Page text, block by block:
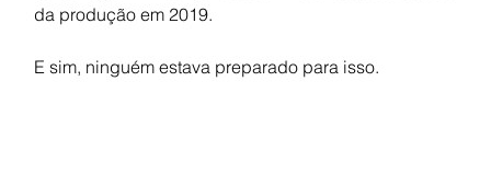
da produção em 2019.
E sim, ninguém estava preparado para isso.